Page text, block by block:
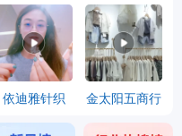
24.70 ￥2.20
依迪雅针织 金太阳五商行